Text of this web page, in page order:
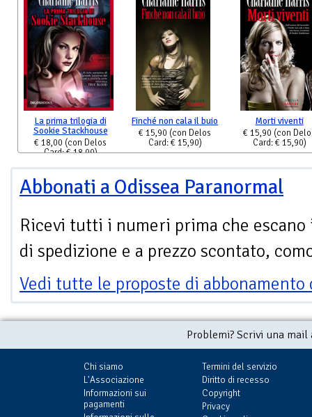
La prima trilogia di
Sookie Stackhouse
€ 18,00 (con Delos
Card: € 18,00)
Finché non cala il buio
€ 15,90 (con Delos
Card: € 15,90)
Morti viventi
€ 15,90 (con
Card: € 15,90)
Abbonati a Odissea Paranormal
Ricevi tutti i numeri prima che escano
di spedizione e a prezzo scontato,
Vedi tutte le proposte di
Problemi? Scrivi una
Chi siamo
L'Associazione
Informazioni sui
pagamenti
Termini del servizio
Diritto di recesso
Copyright
Privacy